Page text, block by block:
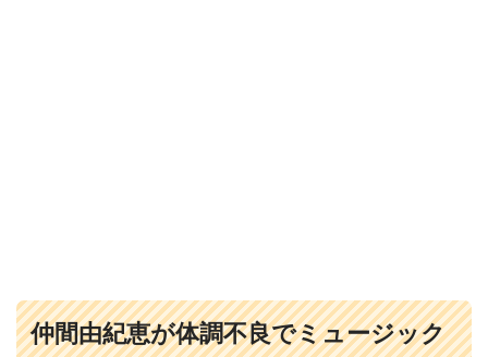
仲間由紀恵が体調不良でミュージック